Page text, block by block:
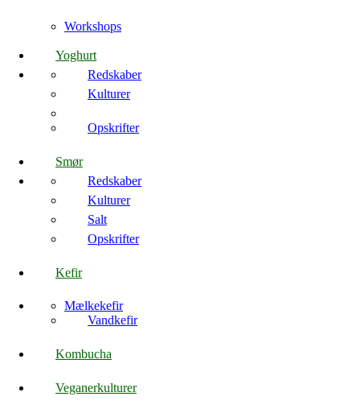
Workshops
Yoghurt
Redskaber
Kulturer
Opskrifter
Smør
Redskaber
Kulturer
Salt
Opskrifter
Kefir
Mælkekefir
Vandkefir
Kombucha
Veganerkulturer